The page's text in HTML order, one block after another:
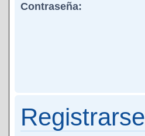
Contraseña:
Registrarse